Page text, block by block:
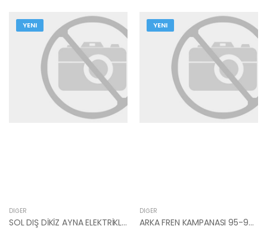
YENI
DIĞER
SOL DIŞ DİKİZ AYNA ELEKTRİKLİ 08-10 SPORTAGE 87610-1F300-YS
YENI
DIĞER
ARKA FREN KAMPANASI 95-97 ACCENT 58411-22020-YS